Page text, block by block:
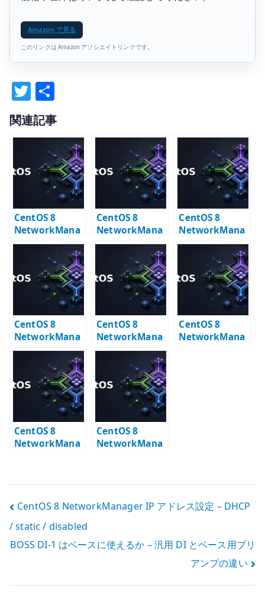
Amazon で見る
このリンクは Amazon アソシエイトリンクです。
T
w
it
te
r
有
関連記事
CentOS 8
NetworkMana
ger VLAN +
Bonding 設定
CentOS 8
NetworkMana
ger Bonding +
Bridge 設定
CentOS 8
NetworkMana
ger VLAN +
Bonding +
Bridge 設定
CentOS 8
NetworkMana
ger nmcli –
device と
connection の
基本
CentOS 8
NetworkMana
ger Bridge 設定
– KVM 向け
bridge の基本
CentOS 8
NetworkMana
CentOS 8
NetworkMana
VLAN インター
CentOS 8
NetworkMana
設定
投
稿
ナ
ビ
CentOS 8 NetworkManager IP アドレス設定 – DHCP
/ static / disabled
BOSS DI-1 はベースに使えるか – 汎用 DI とベース用プリ
アンプの違い